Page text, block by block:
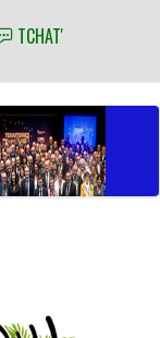
TCHAT'